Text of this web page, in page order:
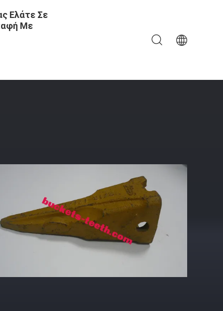
Ελάτε Σε
Με